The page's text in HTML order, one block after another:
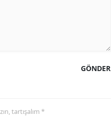
GÖNDER
tartışalım *